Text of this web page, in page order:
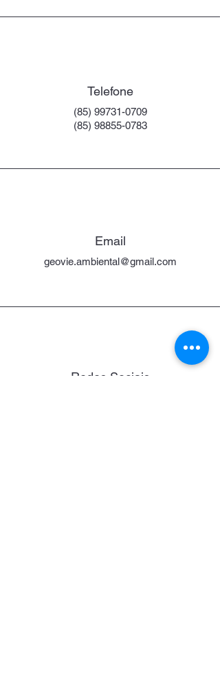
Telefone
(85) 99731-0709
(85) 98855-0783
Email
geovie.ambiental@gmail.com
Redes Sociais